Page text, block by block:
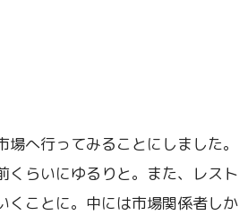
へ行ってみることにしました。
くらいにゆるりと。また、レスト
くことに。中には市場関係者しか